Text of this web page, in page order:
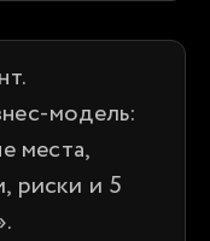
модель:
места,
риски и 5